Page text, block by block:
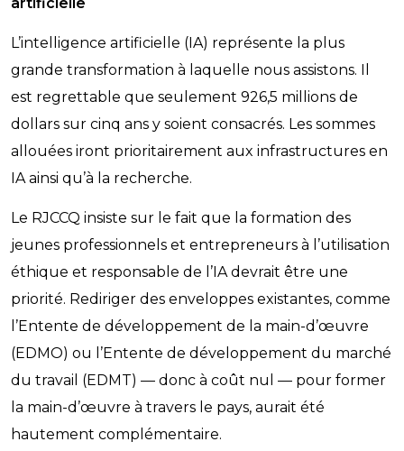
L’intelligence artificielle (IA) représente la plus
grande transformation à laquelle nous assistons. Il
est regrettable que seulement 926,5 millions de
dollars sur cinq ans y soient consacrés. Les sommes
allouées iront prioritairement aux infrastructures en
IA ainsi qu’à la recherche.
Le RJCCQ insiste sur le fait que la formation des
jeunes professionnels et entrepreneurs à l’utilisation
éthique et responsable de l’IA devrait être une
priorité. Rediriger des enveloppes existantes, comme
l’Entente de développement de la main-d’œuvre
(EDMO) ou l’Entente de développement du marché
du travail (EDMT) — donc à coût nul — pour former
la main-d’œuvre à travers le pays, aurait été
hautement complémentaire.